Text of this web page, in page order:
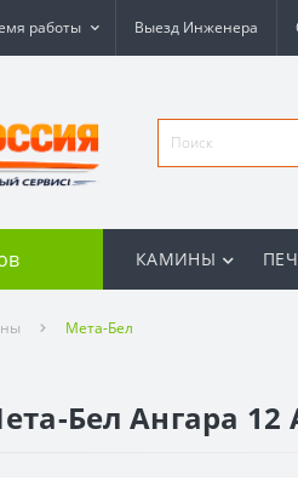
работы Выезд Инженера
КАМИНЫ
Мета-Бел
Бел Ангара 12